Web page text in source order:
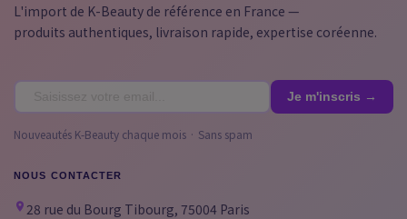
L'import de K-Beauty de référence en France —
produits authentiques, livraison rapide, expertise coréenne.
Nouveautés K-Beauty chaque mois · Sans spam
NOUS CONTACTER
28 rue du Bourg Tibourg, 75004 Paris